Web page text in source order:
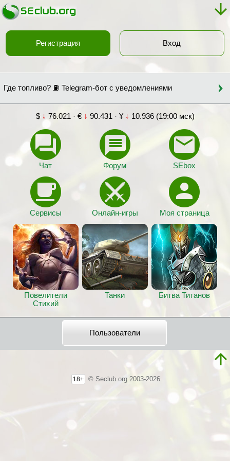
Регистрация Вход
Где топливо? ⛽ Telegram-бот с уведомлениями
$ ↓ 76.021 · € ↓ 90.431 · ¥ ↓ 10.936 (19:00 мск)
Чат Форум SEbox
Сервисы Онлайн-игры Моя страница
Повелители
Стихий
Танки Битва Титанов
Пользователи
18+ © Seclub.org 2003-2026